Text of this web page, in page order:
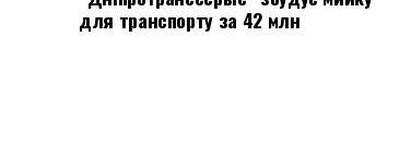
для транспорту за 42 млн